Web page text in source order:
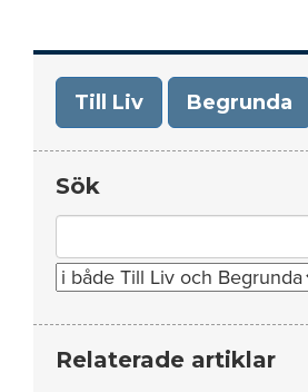
Till Liv Begrunda
Sök
for:
Relaterade artiklar